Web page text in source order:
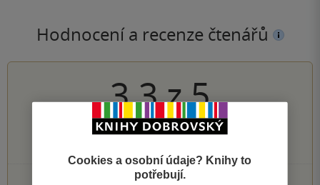
Hodnocení a recenze čtenářů
3.3z5
Cookies a osobní údaje? Knihy to
potřebují.